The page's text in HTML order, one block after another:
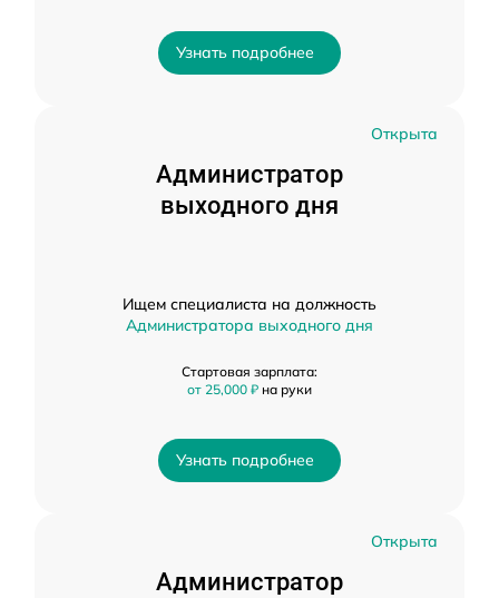
Узнать подробнее
Открыта
Администратор
выходного дня
Ищем специалиста на должность
Администратора выходного дня
Стартовая зарплата:
от 25,000 ₽ на руки
Узнать подробнее
Открыта
Администратор